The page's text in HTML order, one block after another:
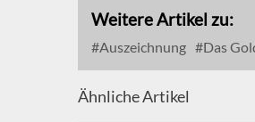
Weitere Artikel zu:
Auszeichnung Das
Ähnliche Artikel